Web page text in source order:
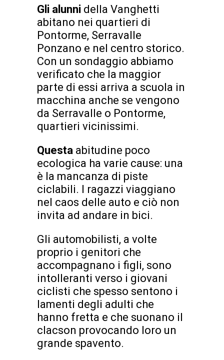
Gli alunni della Vanghetti
abitano nei quartieri di
Pontorme, Serravalle
Ponzano e nel centro storico.
Con un sondaggio abbiamo
verificato che la maggior
parte di essi arriva a scuola in
macchina anche se vengono
da Serravalle o Pontorme,
quartieri vicinissimi.
Questa abitudine poco
ecologica ha varie cause: una
è la mancanza di piste
ciclabili. I ragazzi viaggiano
nel caos delle auto e ciò non
invita ad andare in bici.
Gli automobilisti, a volte
proprio i genitori che
accompagnano i figli, sono
intolleranti verso i giovani
ciclisti che spesso sentono i
lamenti degli adulti che
hanno fretta e che suonano il
clacson provocando loro un
grande spavento.